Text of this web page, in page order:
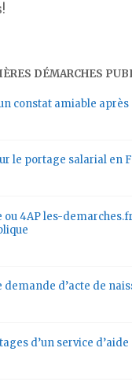
DÉMARCHES
constat amiable après
le portage salarial en
ou 4AP les-
d’acte de
d’un service